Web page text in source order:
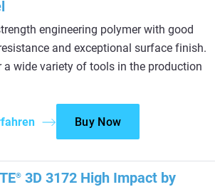
engineering polymer with good
and exceptional surface finish.
a wide variety of tools in the production
Buy Now
® 3D 3172 High Impact by